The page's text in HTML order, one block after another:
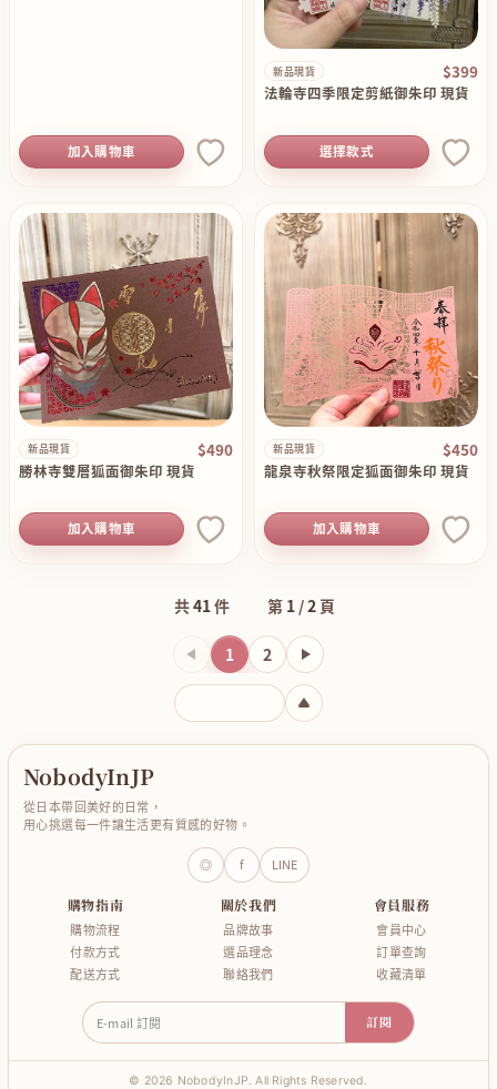
加入購物車
新品現貨 $399
法輪寺四季限定剪紙御朱印 現貨
選擇款式
新品現貨 $490
勝林寺雙層狐面御朱印 現貨
加入購物車
新品現貨 $450
龍泉寺秋祭限定狐面御朱印 現貨
加入購物車
共41件 第 1 /2 頁
上一頁
1 2
輸入頁碼
NobodyInJP
從日本帶回美好的日常，
用心挑選每一件讓生活更有質感的好物。
◎ f LINE
購物指南
購物流程
付款方式
配送方式
關於我們
品牌故事
選品理念
聯絡我們
會員服務
會員中心
訂單查詢
收藏清單
E-mail 訂閱 訂閱
© 2026 NobodyInJP. All Rights Reserved.